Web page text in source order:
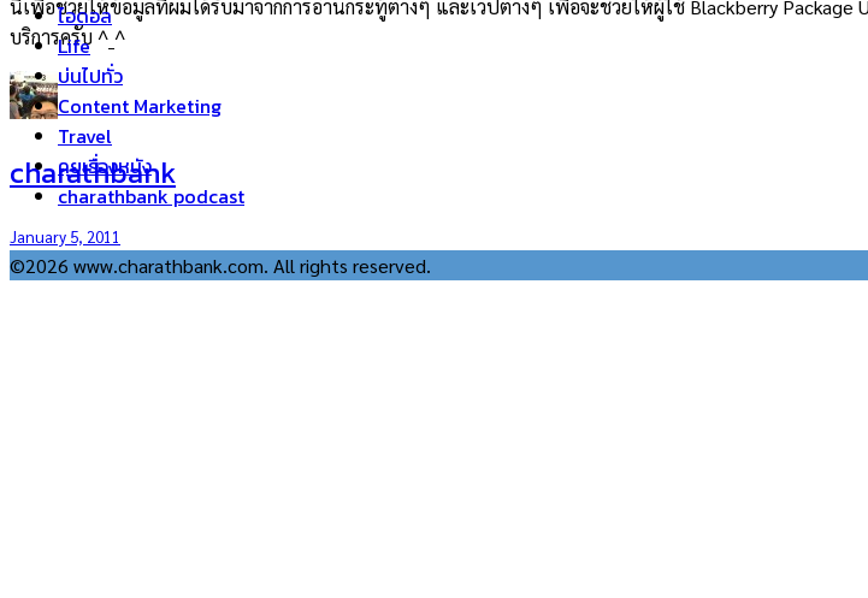
ไอดอล
Life
บ่นไปทั่ว
Content Marketing
Travel
คุยเรื่องหนัง
charathbank podcast
นี้เพื่อช่วยให้ข้อมูลที่ผมได้รับมาจากการอ่านกระทู้ต่างๆ และเวปต่างๆ เพื่อจะช่วยให้ผู้ใช้ Blackberry Package
บริการครับ ^_^
charathbank
January 5, 2011
©2026 www.charathbank.com. All rights reserved.